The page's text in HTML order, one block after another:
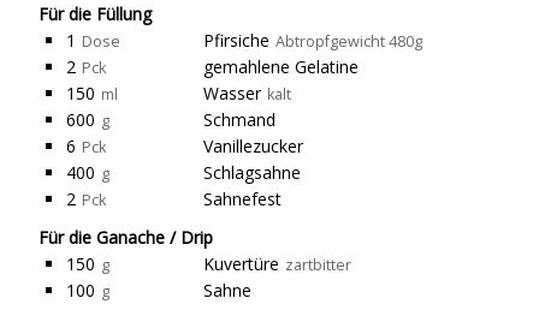
Für die Füllung
1 Dose Pfirsiche Abtropfgewicht 480g
2 Pck
gemahlene Gelatine
150 ml Wasser kalt
600 g
Schmand
6 Pck
Vanillezucker
400 g
Schlagsahne
2 Pck
Sahnefest
Für die Ganache / Drip
150 g Kuvertüre zartbitter
100 g
Sahne